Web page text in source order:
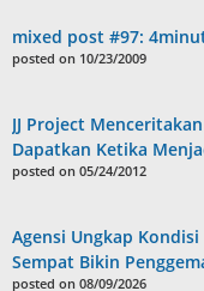
mixed post #97:
posted on 10/23/2009
JJ Project
Dapatkan Ketika
posted on 05/24/2012
Agensi Ungkap Kondisi
Sempat Bikin
posted on 08/09/2026